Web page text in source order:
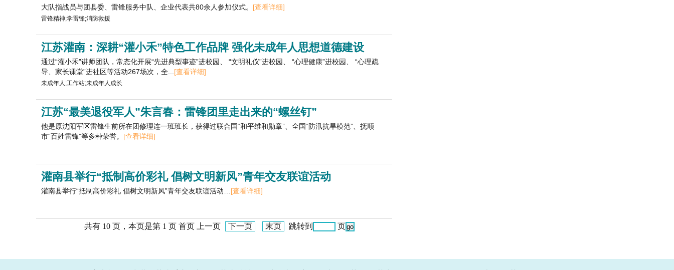
大队指战员与团县委、雷锋服务中队、企业代表共80余人参加仪式。 [查看详细]
雷锋精神;学雷锋;消防救援
江苏灌南：深耕“灌小禾”特色工作品牌 强化未成年人思想道德建设
通过“灌小禾”讲师团队，常态化开展“先进典型事迹”进校园、 “文明礼仪”进校园、 “心理健康”进校园、 “心理疏
导、家长课堂”进社区等活动267场次，全... [查看详细]
未成年人;工作站;未成年人成长
江苏“最美退役军人”朱言春：雷锋团里走出来的“螺丝钉”
他是原沈阳军区雷锋生前所在团修理连一班班长，获得过联合国“和平维和勋章”、全国“防汛抗旱模范”、抚顺
市“百姓雷锋”等多种荣誉。 [查看详细]
灌南县举行“抵制高价彩礼 倡树文明新风”青年交友联谊活动
灌南县举行“抵制高价彩礼 倡树文明新风”青年交友联谊活动… [查看详细]
共有 10 页，本页是第 1 页 首页 上一页 下一页 末页 跳转到 页